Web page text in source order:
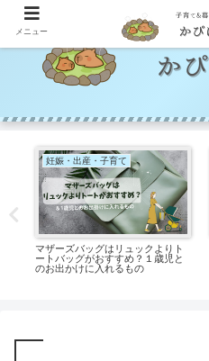
妊娠・出産・子育て
マザーズバッグはリュックよりト
ートバッグがおすすめ？１歳児と
のお出かけに入れるもの
メニュー